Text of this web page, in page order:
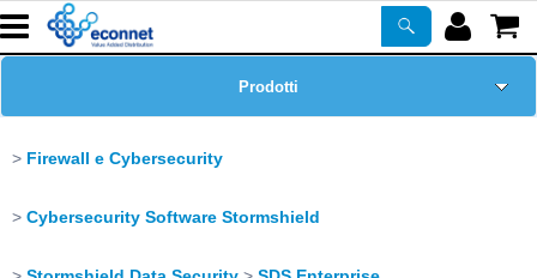
Chi siamo
Prodotti
Corsi
Firewall e Cybersecurity
Cybersecurity Software Stormshield